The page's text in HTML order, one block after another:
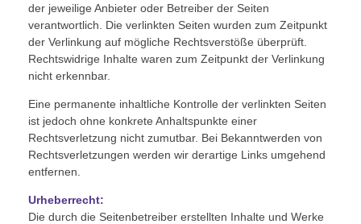
der jeweilige Anbieter oder Betreiber der Seiten
verantwortlich. Die verlinkten Seiten wurden zum Zeitpunkt
der Verlinkung auf mögliche Rechtsverstöße überprüft.
Rechtswidrige Inhalte waren zum Zeitpunkt der Verlinkung
nicht erkennbar.
Eine permanente inhaltliche Kontrolle der verlinkten Seiten
ist jedoch ohne konkrete Anhaltspunkte einer
Rechtsverletzung nicht zumutbar. Bei Bekanntwerden von
Rechtsverletzungen werden wir derartige Links umgehend
entfernen.
Urheberrecht:
Die durch die Seitenbetreiber erstellten Inhalte und Werke